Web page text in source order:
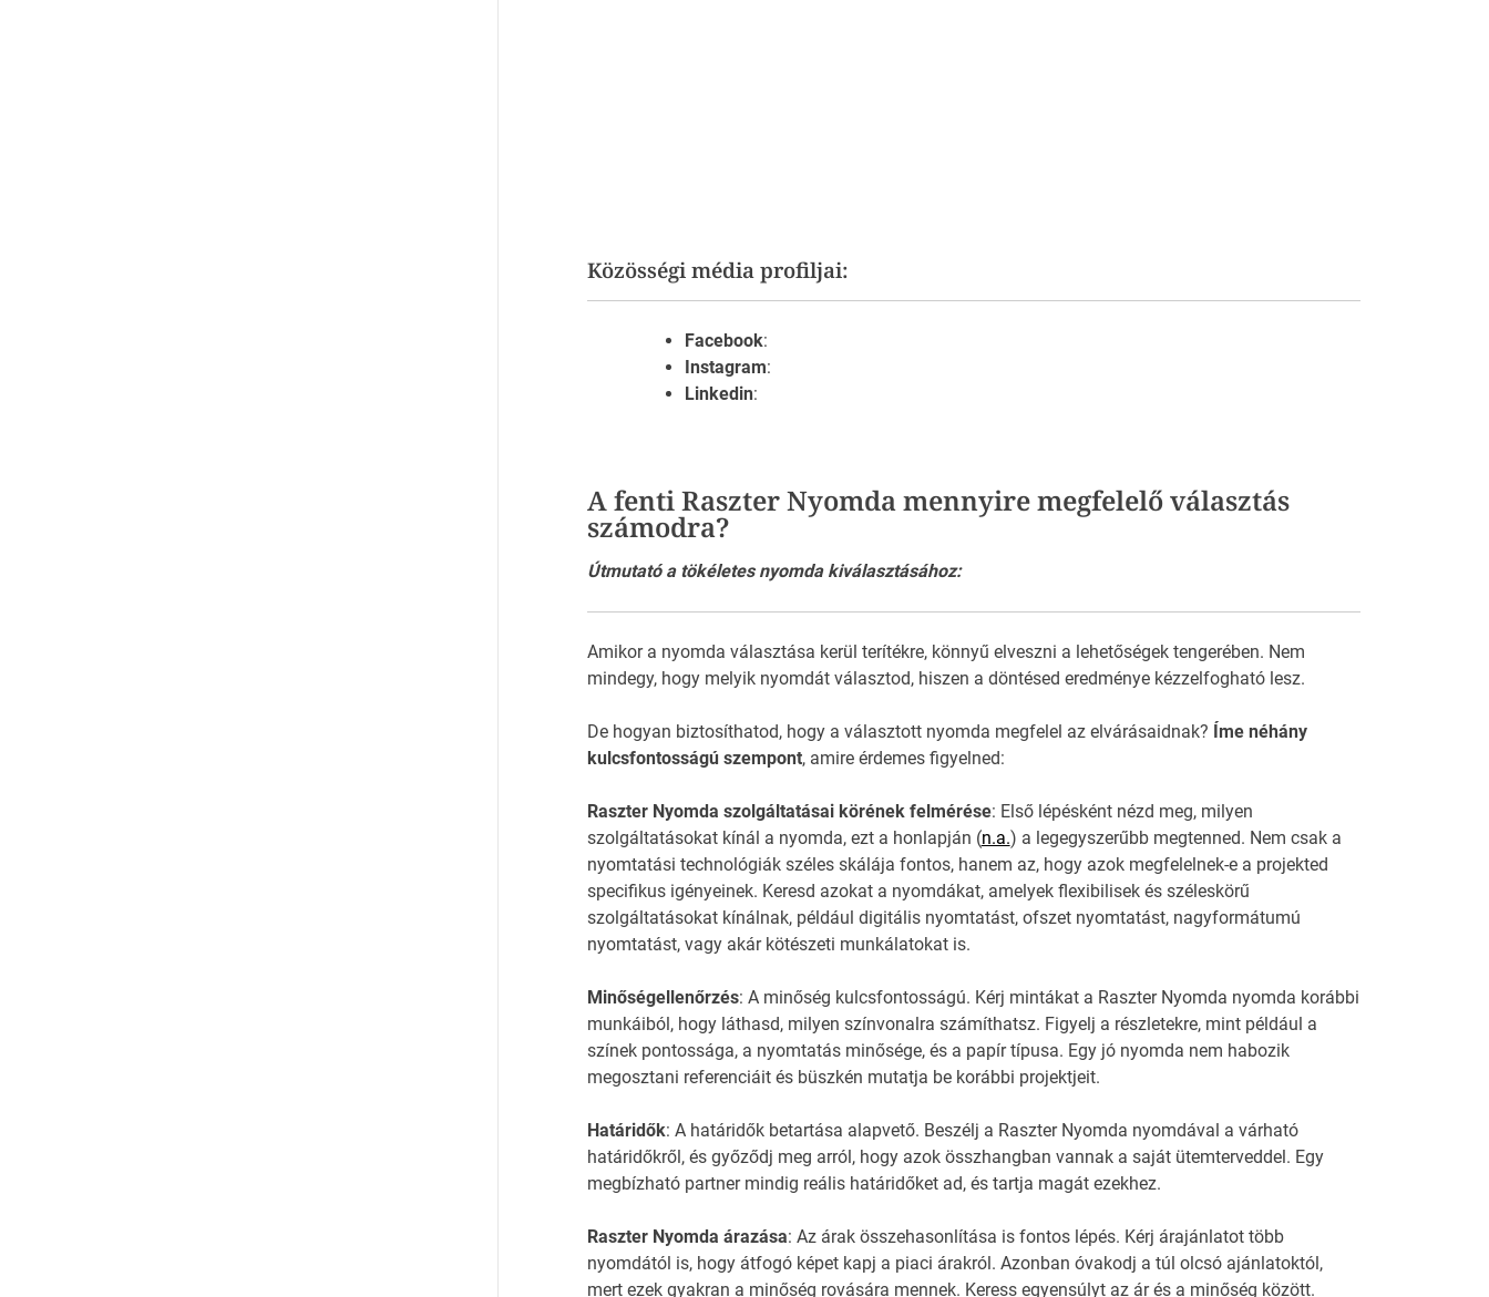
Közösségi média profiljai:
Facebook:
Instagram:
Linkedin:
A fenti Raszter Nyomda mennyire megfelelő választás
számodra?
Útmutató a tökéletes nyomda kiválasztásához:
Amikor a nyomda választása kerül terítékre, könnyű elveszni a lehetőségek tengerében. Nem
mindegy, hogy melyik nyomdát választod, hiszen a döntésed eredménye kézzelfogható lesz.
De hogyan biztosíthatod, hogy a választott nyomda megfelel az elvárásaidnak? Íme néhány
kulcsfontosságú szempont, amire érdemes figyelned:
Raszter Nyomda szolgáltatásai körének felmérése: Első lépésként nézd meg, milyen
szolgáltatásokat kínál a nyomda, ezt a honlapján (n.a.) a legegyszerűbb megtenned. Nem csak a
nyomtatási technológiák széles skálája fontos, hanem az, hogy azok megfelelnek-e a projekted
specifikus igényeinek. Keresd azokat a nyomdákat, amelyek flexibilisek és széleskörű
szolgáltatásokat kínálnak, például digitális nyomtatást, ofszet nyomtatást, nagyformátumú
nyomtatást, vagy akár kötészeti munkálatokat is.
Minőségellenőrzés: A minőség kulcsfontosságú. Kérj mintákat a Raszter Nyomda nyomda korábbi
munkáiból, hogy láthasd, milyen színvonalra számíthatsz. Figyelj a részletekre, mint például a
színek pontossága, a nyomtatás minősége, és a papír típusa. Egy jó nyomda nem habozik
megosztani referenciáit és büszkén mutatja be korábbi projektjeit.
Határidők: A határidők betartása alapvető. Beszélj a Raszter Nyomda nyomdával a várható
határidőkről, és győződj meg arról, hogy azok összhangban vannak a saját ütemterveddel. Egy
megbízható partner mindig reális határidőket ad, és tartja magát ezekhez.
Raszter Nyomda árazása: Az árak összehasonlítása is fontos lépés. Kérj árajánlatot több
nyomdától is, hogy átfogó képet kapj a piaci árakról. Azonban óvakodj a túl olcsó ajánlatoktól,
mert ezek gyakran a minőség rovására mennek. Keress egyensúlyt az ár és a minőség között.